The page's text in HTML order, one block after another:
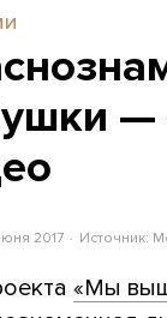
—
2017 Источник:
«Мы